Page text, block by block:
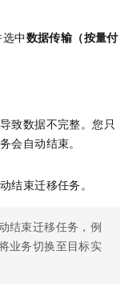
中数据传输（按量付
致数据不完整。您只
会自动结束。
结束迁移任务。
结束迁移任务，例
业务切换至目标实